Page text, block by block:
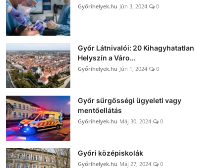
Győrihelyek.hu Jún 3, 2024 0
Győr Látnivalói: 20 Kihagyhatatlan
Helyszín a Váro...
Győrihelyek.hu Jún 1, 2024 0
Győr sűrgősségi ügyeleti vagy
mentőellátás
Győrihelyek.hu Máj 30, 2024 0
Győri középiskolák
Győrihelyek.hu Máj 27, 2024 0